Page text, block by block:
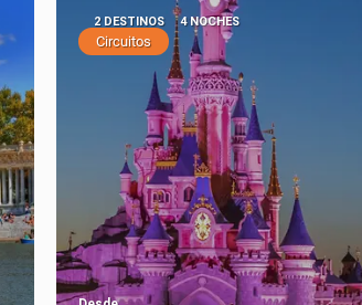
2 DESTINOS 4 NOCHES
Circuitos